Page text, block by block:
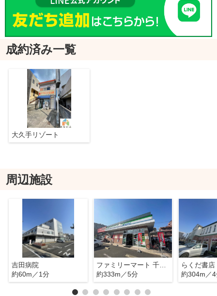
成約済み一覧
大久手リゾート
周辺施設
吉田病院
約60m／1分
ファミリーマート 千種今池南店
約333m／5分
らくだ書店
約304m／